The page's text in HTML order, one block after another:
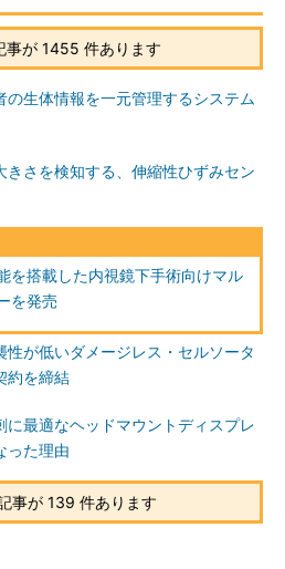
事が 1455 件あります
の生体情報を一元管理するシステム
きさを検知する、伸縮性ひずみセン
を搭載した内視鏡下手術向けマル
を発売
性が低いダメージレス・セルソータ
約を締結
に最適なヘッドマウントディスプレ
った理由
事が 139 件あります